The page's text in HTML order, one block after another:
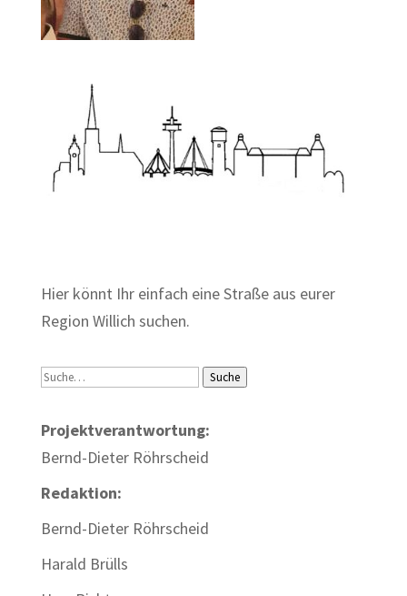
Hier könnt Ihr einfach eine Straße aus eurer
Region Willich suchen.
Suche Suche
Projektverantwortung:
Bernd-Dieter Röhrscheid
Redaktion:
Bernd-Dieter Röhrscheid
Harald Brülls